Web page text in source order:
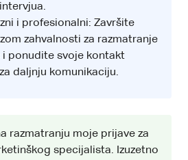
i profesionalni: Završite
zahvalnosti za razmatranje
i ponudite svoje kontakt
daljnju komunikaciju.
razmatranju moje prijave za
specijalista. Izuzetno